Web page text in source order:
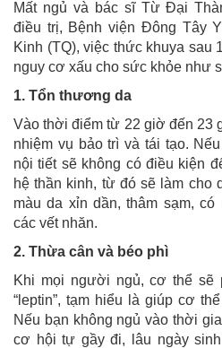
Mất ngủ và bác sĩ Từ Đại
điều trị, Bệnh viện Đông Tây
Kinh (TQ), việc thức khuya sau
nguy cơ xấu cho sức khỏe như
1. Tổn thương da
Vào thời điểm từ 22 giờ đến 23
nhiệm vụ bảo trì và tái tạo.
nội tiết sẽ không có điều kiện
hệ thần kinh, từ đó sẽ làm cho
màu da xỉn dần, thâm sạm, có
các vết nhăn.
2. Thừa cân và béo phì
Khi mọi người ngủ, cơ thể sẽ
“leptin”, tạm hiểu là giúp cơ
Nếu bạn không ngủ vào thời
cơ hội tự gầy đi, lâu ngày